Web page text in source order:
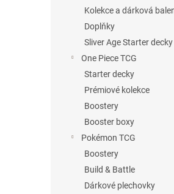
Kolekce a dárková
Doplňky
Sliver Age Starter decky
One Piece TCG
Starter decky
Prémiové kolekce
Boostery
Booster boxy
Pokémon TCG
Boostery
Build & Battle
Dárkové plechovky